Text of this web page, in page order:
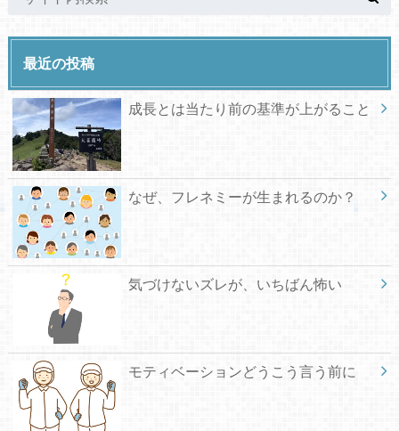
最近の投稿
成長とは当たり前の基準が上がること
なぜ、フレネミーが生まれるのか？
気づけないズレが、いちばん怖い
モティベーションどうこう言う前に